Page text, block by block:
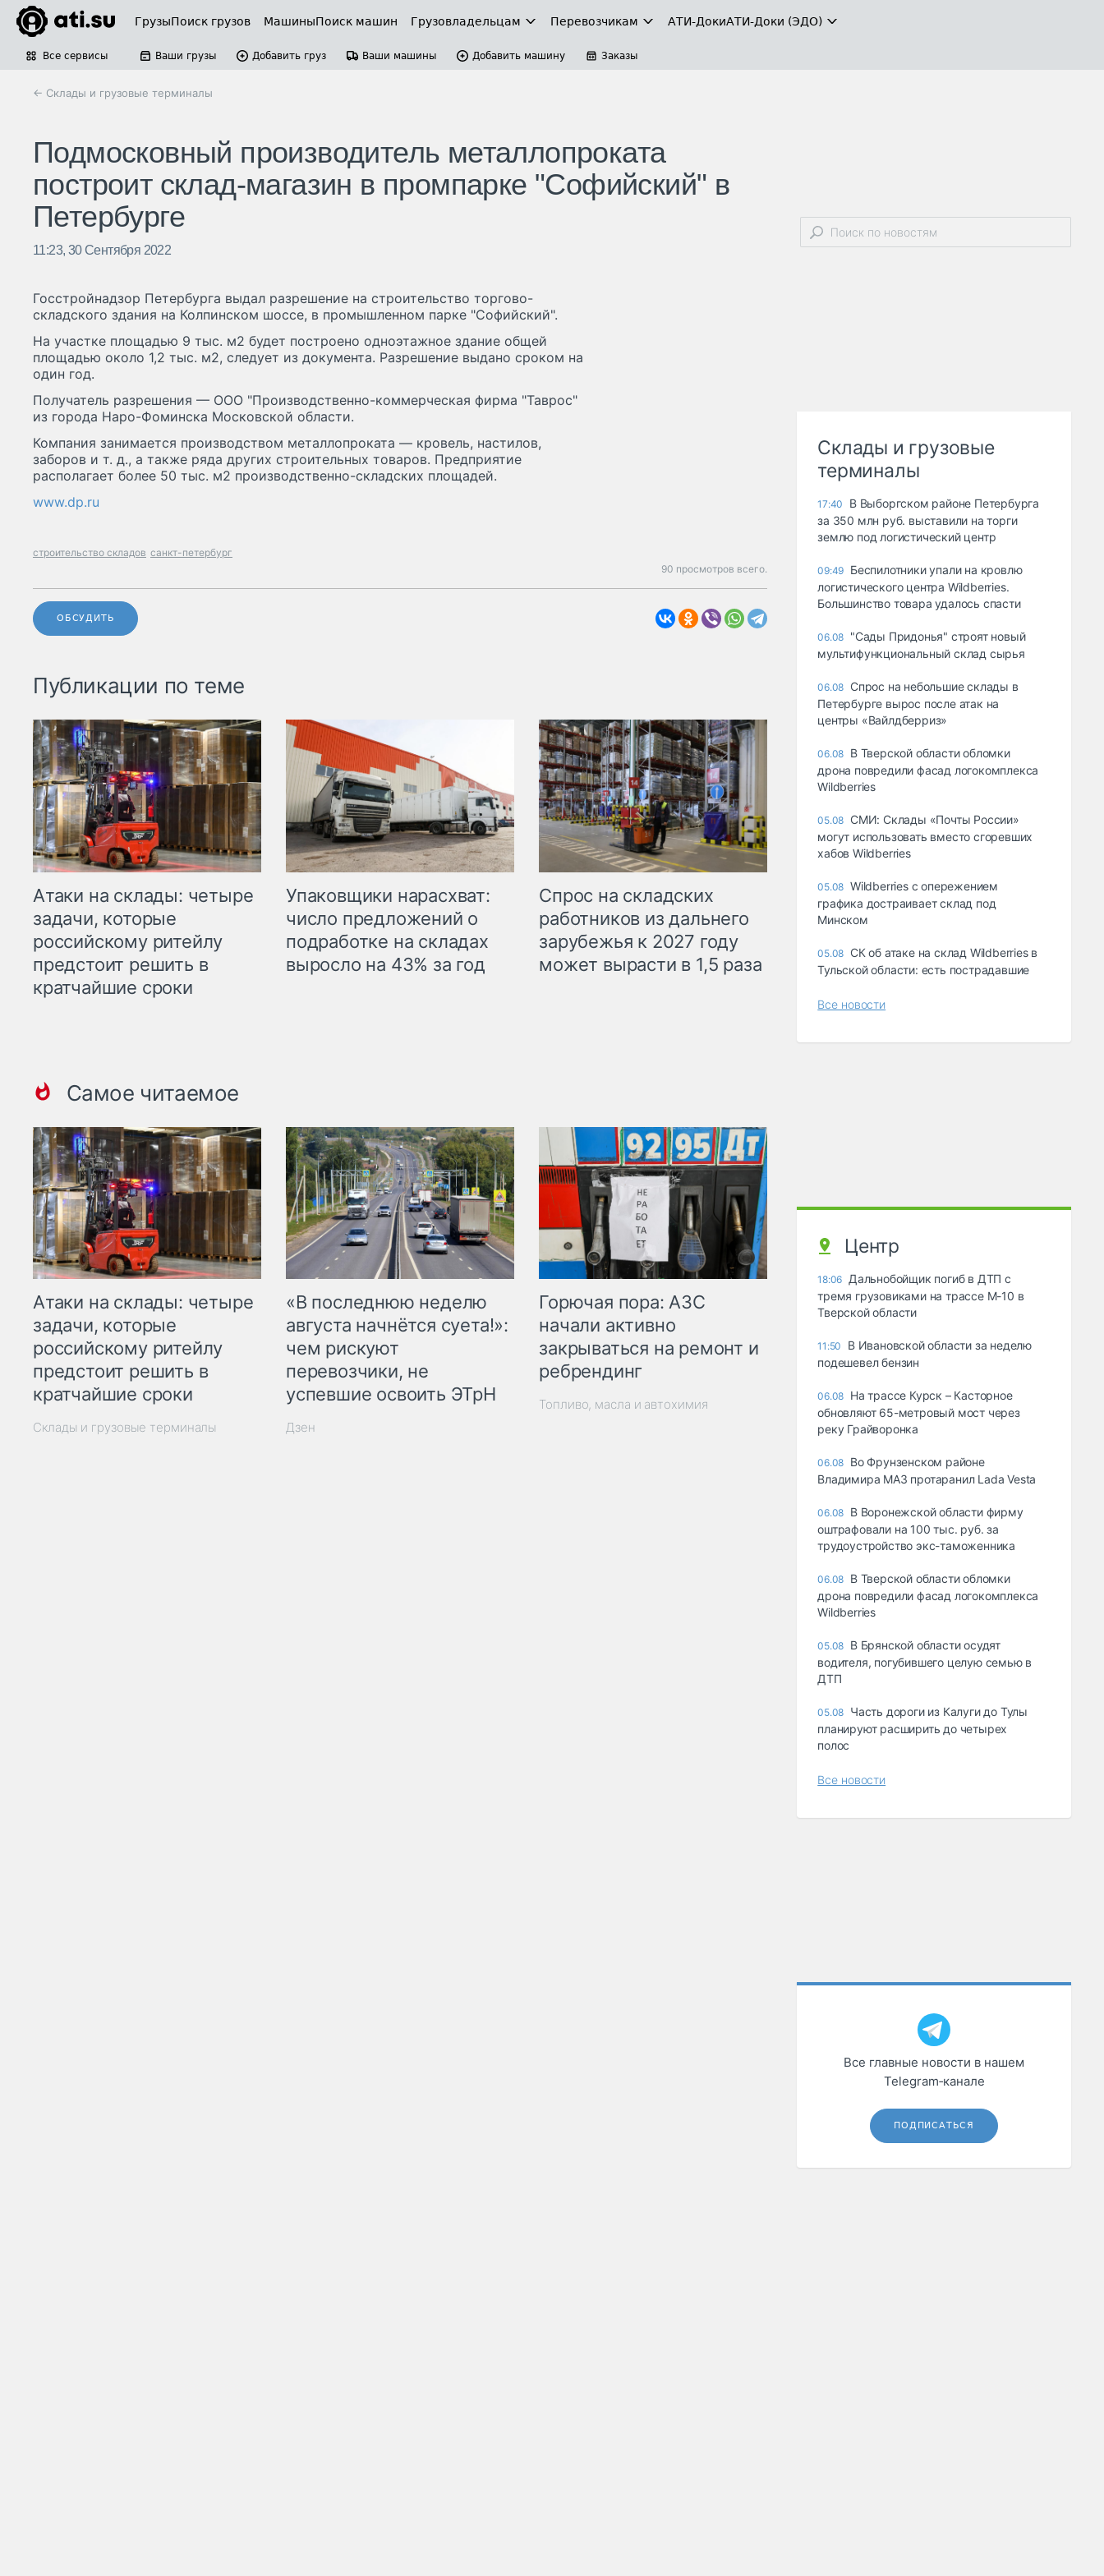
ГрузыПоиск грузов МашиныПоиск машин Грузовладельцам Перевозчикам АТИ-ДокиАТИ-Доки (ЭДО)
Все сервисы Ваши грузы Добавить груз Ваши машины Добавить машину Заказы
← Склады и грузовые терминалы
Подмосковный производитель металлопроката
построит склад-магазин в промпарке "Софийский" в
Петербурге
11:23, 30 Сентября 2022
Госстройнадзор Петербурга выдал разрешение на строительство торгово-
складского здания на Колпинском шоссе, в промышленном парке "Софийский".
На участке площадью 9 тыс. м2 будет построено одноэтажное здание общей
площадью около 1,2 тыс. м2, следует из документа. Разрешение выдано сроком на
один год.
Получатель разрешения — ООО "Производственно-коммерческая фирма "Таврос"
из города Наро-Фоминска Московской области.
Компания занимается производством металлопроката — кровель, настилов,
заборов и т. д., а также ряда других строительных товаров. Предприятие
располагает более 50 тыс. м2 производственно-складских площадей.
www.dp.ru
строительство складов санкт-петербург
90 просмотров всего.
ОБСУДИТЬ
Публикации по теме
Атаки на склады: четыре
задачи, которые
российскому ритейлу
предстоит решить в
кратчайшие сроки
Упаковщики нарасхват:
число предложений о
подработке на складах
выросло на 43% за год
Спрос на складских
работников из дальнего
зарубежья к 2027 году
может вырасти в 1,5 раза
Самое читаемое
Атаки на склады: четыре
задачи, которые
российскому ритейлу
предстоит решить в
кратчайшие сроки
Склады и грузовые терминалы
«В последнюю неделю
августа начнётся суета!»:
чем рискуют
перевозчики, не
успевшие освоить ЭТрН
Дзен
Горючая пора: АЗС
начали активно
закрываться на ремонт и
ребрендинг
Топливо, масла и автохимия
Склады и грузовые
терминалы
17:40
В Выборгском районе Петербурга
за 350 млн руб. выставили на торги
землю под логистический центр
09:49 Беспилотники упали на кровлю
логистического центра Wildberries.
Большинство товара удалось спасти
06.08 "Сады Придонья" строят новый
мультифункциональный склад сырья
06.08 Спрос на небольшие склады в
Петербурге вырос после атак на
центры «Вайлдберриз»
06.08 В Тверской области обломки
дрона повредили фасад логокомплекса
Wildberries
05.08 СМИ: Склады «Почты России»
могут использовать вместо сгоревших
хабов Wildberries
05.08 Wildberries с опережением
графика достраивает склад под
Минском
05.08 СК об атаке на склад Wildberries в
Тульской области: есть пострадавшие
Все новости
Центр
18:06 Дальнобойщик погиб в ДТП с
тремя грузовиками на трассе М-10 в
Тверской области
11:50
В Ивановской области за неделю
подешевел бензин
06.08 На трассе Курск – Касторное
обновляют 65-метровый мост через
реку Грайворонка
06.08 Во Фрунзенском районе
Владимира МАЗ протаранил Lada Vesta
06.08 В Воронежской области фирму
оштрафовали на 100 тыс. руб. за
трудоустройство экс-таможенника
06.08 В Тверской области обломки
дрона повредили фасад логокомплекса
Wildberries
05.08 В Брянской области осудят
водителя, погубившего целую семью в
ДТП
05.08 Часть дороги из Калуги до Тулы
планируют расширить до четырех
полос
Все новости
Все главные новости в нашем
Telegram‑канале
ПОДПИСАТЬСЯ